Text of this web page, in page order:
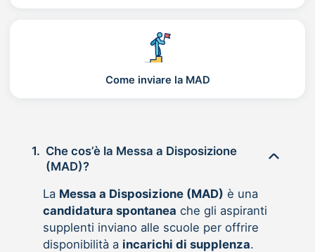
Come inviare la MAD
1. Che cos’è la Messa a Disposizione
(MAD)?
La Messa a Disposizione (MAD) è una
candidatura spontanea che gli aspiranti
supplenti inviano alle scuole per offrire
disponibilità a incarichi di supplenza.